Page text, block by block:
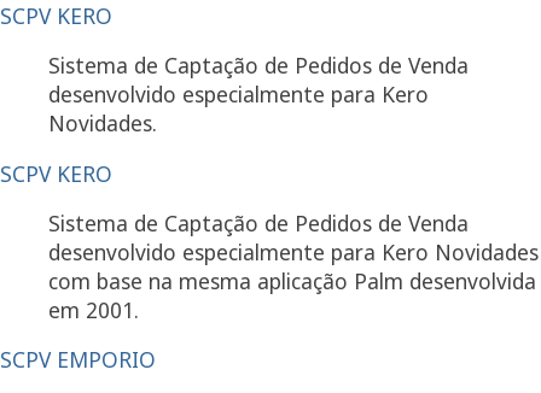
SCPV KERO
Sistema de Captação de Pedidos de Venda
desenvolvido especialmente para Kero
Novidades.
SCPV KERO
Sistema de Captação de Pedidos de Venda
desenvolvido especialmente para Kero Novidades
com base na mesma aplicação Palm desenvolvida
em 2001.
SCPV EMPORIO